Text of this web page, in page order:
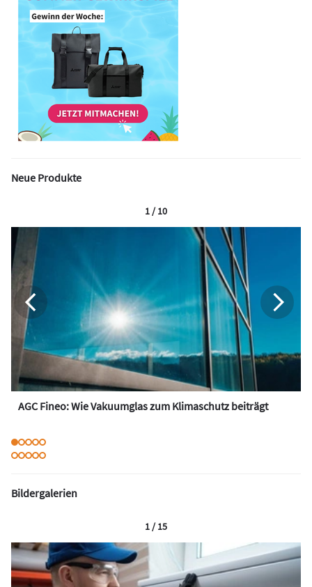
Neue Produkte
AGC Fineo: Wie Vakuumglas zum Klimaschutz beiträgt
1 / 10
Bildergalerien
1 / 15